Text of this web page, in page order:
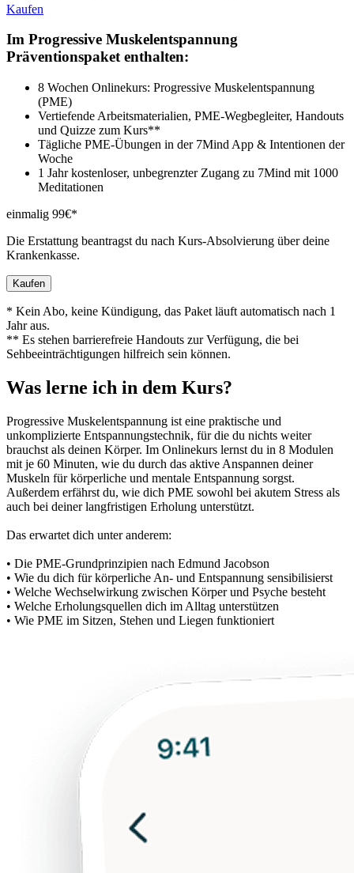
Kaufen
Im Progressive Muskelentspannung
Präventionspaket enthalten:
8 Wochen Onlinekurs: Progressive Muskelentspannung
(PME)
Vertiefende Arbeitsmaterialien, PME-Wegbegleiter, Handouts
und Quizze zum Kurs**
Tägliche PME-Übungen in der 7Mind App & Intentionen der
Woche
1 Jahr kostenloser, unbegrenzter Zugang zu 7Mind mit 1000
Meditationen
einmalig 99€*
Die Erstattung beantragst du nach Kurs-Absolvierung über deine
Krankenkasse.
Kaufen
* Kein Abo, keine Kündigung, das Paket läuft automatisch nach 1
Jahr aus.
** Es stehen barrierefreie Handouts zur Verfügung, die bei
Sehbeeinträchtigungen hilfreich sein können.
Was lerne ich in dem Kurs?
Progressive Muskelentspannung ist eine praktische und
unkomplizierte Entspannungstechnik, für die du nichts weiter
brauchst als deinen Körper. Im Onlinekurs lernst du in 8 Modulen
mit je 60 Minuten, wie du durch das aktive Anspannen deiner
Muskeln für körperliche und mentale Entspannung sorgst.
Außerdem erfährst du, wie dich PME sowohl bei akutem Stress als
auch bei deiner langfristigen Erholung unterstützt.
Das erwartet dich unter anderem:
• Die PME-Grundprinzipien nach Edmund Jacobson
• Wie du dich für körperliche An- und Entspannung sensibilisierst
• Welche Wechselwirkung zwischen Körper und Psyche besteht
• Welche Erholungsquellen dich im Alltag unterstützen
• Wie PME im Sitzen, Stehen und Liegen funktioniert